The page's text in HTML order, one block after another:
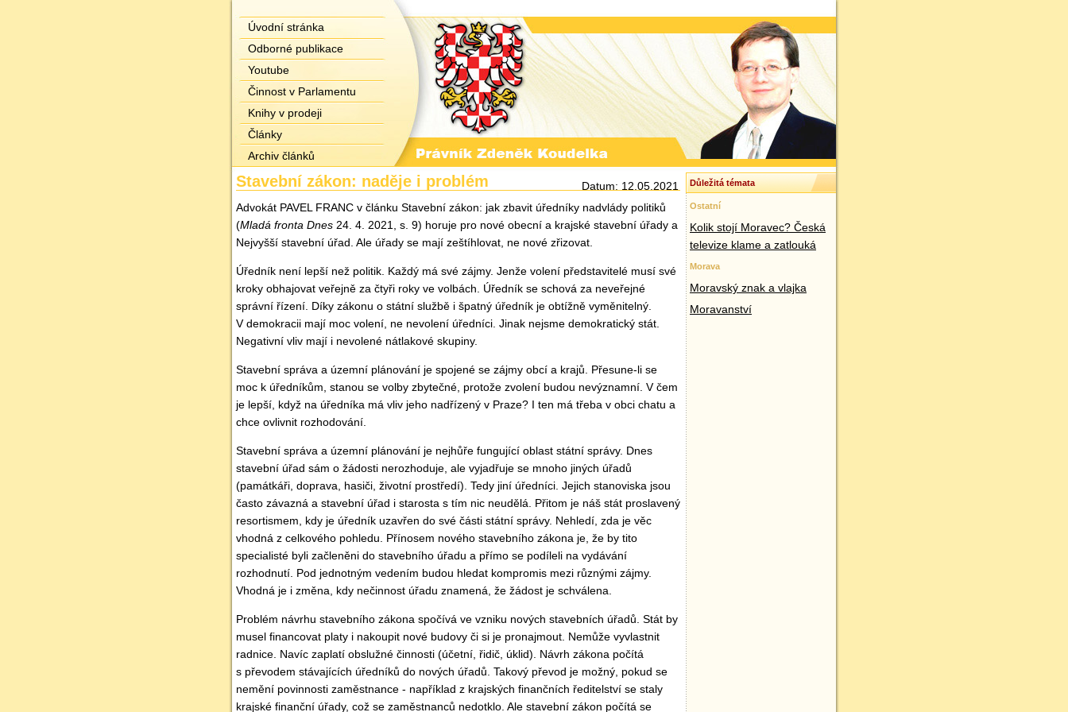
Úvodní stránka
Odborné publikace
Youtube
Činnost v Parlamentu
Knihy v prodeji
Články
Archiv článků
Důležitá témata
Ostatní
Kolik stojí Moravec? Česká
televize klame a zatlouká
Morava
Moravský znak a vlajka
Moravanství
Datum: 12.05.2021
Stavební zákon: naděje i problém
Advokát PAVEL FRANC v článku Stavební zákon: jak zbavit úředníky nadvlády politiků
(Mladá fronta Dnes 24. 4. 2021, s. 9) horuje pro nové obecní a krajské stavební úřady a
Nejvyšší stavební úřad. Ale úřady se mají zeštíhlovat, ne nové zřizovat.
Úředník není lepší než politik. Každý má své zájmy. Jenže volení představitelé musí své
kroky obhajovat veřejně za čtyři roky ve volbách. Úředník se schová za neveřejné
správní řízení. Díky zákonu o státní službě i špatný úředník je obtížně vyměnitelný.
V demokracii mají moc volení, ne nevolení úředníci. Jinak nejsme demokratický stát.
Negativní vliv mají i nevolené nátlakové skupiny.
Stavební správa a územní plánování je spojené se zájmy obcí a krajů. Přesune-li se
moc k úředníkům, stanou se volby zbytečné, protože zvolení budou nevýznamní. V čem
je lepší, když na úředníka má vliv jeho nadřízený v Praze? I ten má třeba v obci chatu a
chce ovlivnit rozhodování.
Stavební správa a územní plánování je nejhůře fungující oblast státní správy. Dnes
stavební úřad sám o žádosti nerozhoduje, ale vyjadřuje se mnoho jiných úřadů
(památkáři, doprava, hasiči, životní prostředí). Tedy jiní úředníci. Jejich stanoviska jsou
často závazná a stavební úřad i starosta s tím nic neudělá. Přitom je náš stát proslavený
resortismem, kdy je úředník uzavřen do své části státní správy. Nehledí, zda je věc
vhodná z celkového pohledu. Přínosem nového stavebního zákona je, že by tito
specialisté byli začleněni do stavebního úřadu a přímo se podíleli na vydávání
rozhodnutí. Pod jednotným vedením budou hledat kompromis mezi různými zájmy.
Vhodná je i změna, kdy nečinnost úřadu znamená, že žádost je schválena.
Problém návrhu stavebního zákona spočívá ve vzniku nových stavebních úřadů. Stát by
musel financovat platy i nakoupit nové budovy či si je pronajmout. Nemůže vyvlastnit
radnice. Navíc zaplatí obslužné činnosti (účetní, řidič, úklid). Návrh zákona počítá
s převodem stávajících úředníků do nových úřadů. Takový převod je možný, pokud se
nemění povinnosti zaměstnance - například z krajských finančních ředitelství se staly
krajské finanční úřady, což se zaměstnanců nedotklo. Ale stavební zákon počítá se